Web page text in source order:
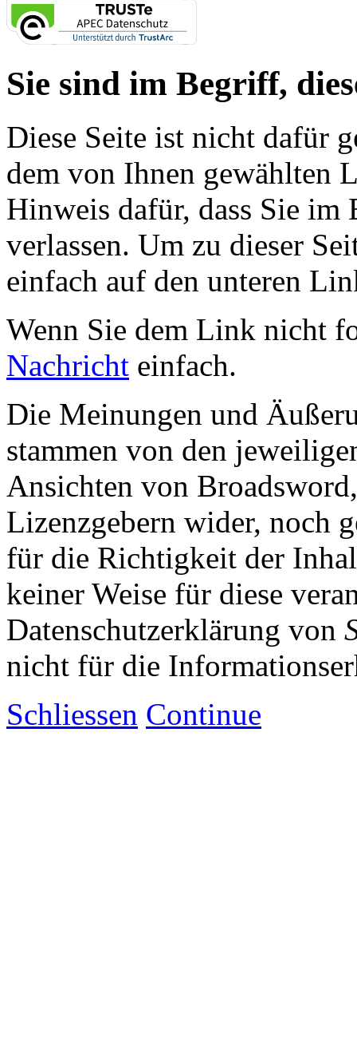
Sie sind im Begriff,
Diese Seite ist nicht dafür
dem von Ihnen gewählten
Hinweis dafür, dass Sie im
verlassen. Um zu dieser
einfach auf den unteren
Wenn Sie dem Link nicht
Nachricht einfach.
Die Meinungen und
stammen von den
Ansichten von
Lizenzgebern wider, noch
für die Richtigkeit der
keiner Weise für diese
Datenschutzerklärung von
nicht für die
Schliessen Continue